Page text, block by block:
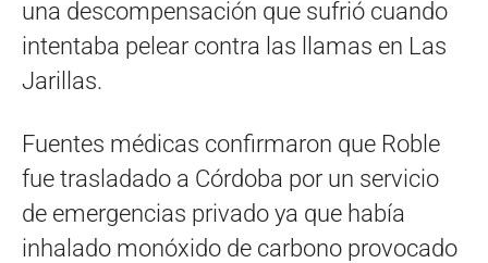
una descompensación que sufrió cuando
intentaba pelear contra las llamas en Las
Jarillas.
Fuentes médicas confirmaron que Roble
fue trasladado a Córdoba por un servicio
de emergencias privado ya que había
inhalado monóxido de carbono provocado